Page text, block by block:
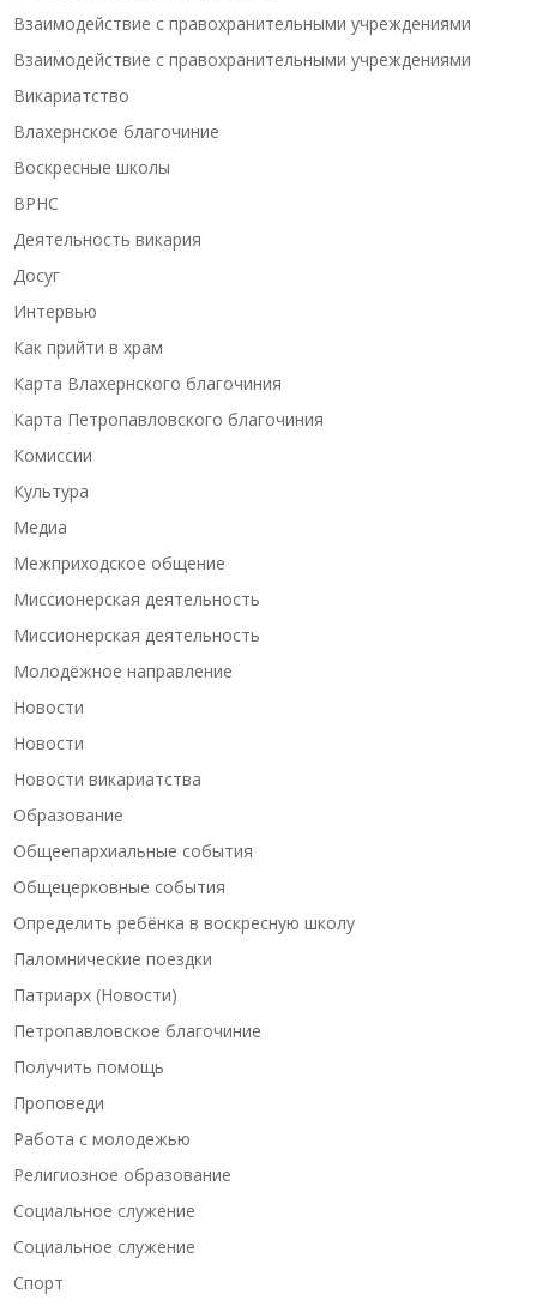
Взаимодействие с правохранительными учреждениями
Взаимодействие с правохранительными учреждениями
Викариатство
Влахернское благочиние
Воскресные школы
ВРНС
Деятельность викария
Досуг
Интервью
Как прийти в храм
Карта Влахернского благочиния
Карта Петропавловского благочиния
Комиссии
Культура
Медиа
Межприходское общение
Миссионерская деятельность
Миссионерская деятельность
Молодёжное направление
Новости
Новости
Новости викариатства
Образование
Общеепархиальные события
Общецерковные события
Определить ребёнка в воскресную школу
Паломнические поездки
Патриарх (Новости)
Петропавловское благочиние
Получить помощь
Проповеди
Работа с молодежью
Религиозное образование
Социальное служение
Социальное служение
Спорт